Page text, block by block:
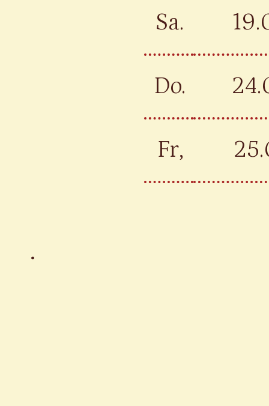
Sa.
Do.
Fr,
.